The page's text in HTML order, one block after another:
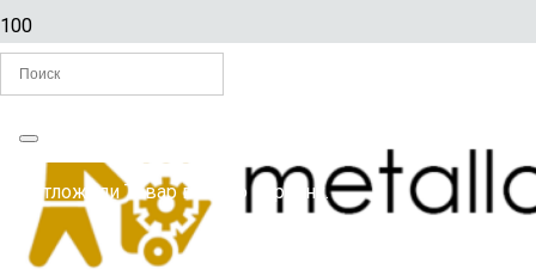
Вы отложилиТоварв свою корзину.
Главная
/
РЕЗЦЫ ПО МЕТАЛЛУ